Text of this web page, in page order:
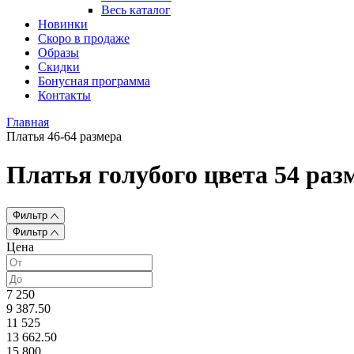
Весь каталог
Новинки
Скоро в продаже
Образы
Скидки
Бонусная программа
Контакты
Главная
Платья 46-64 размера
Платья голубого цвета 54
Фильтр
Фильтр
Цена
7 250
9 387.50
11 525
13 662.50
15 800